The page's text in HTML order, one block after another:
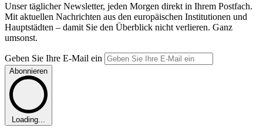
Unser täglicher Newsletter, jeden Morgen direkt in Ihrem Postfach.
Mit aktuellen Nachrichten aus den europäischen Institutionen und
Hauptstädten – damit Sie den Überblick nicht verlieren. Ganz
umsonst.
Geben Sie Ihre E-Mail ein
Abonnieren
Loading...